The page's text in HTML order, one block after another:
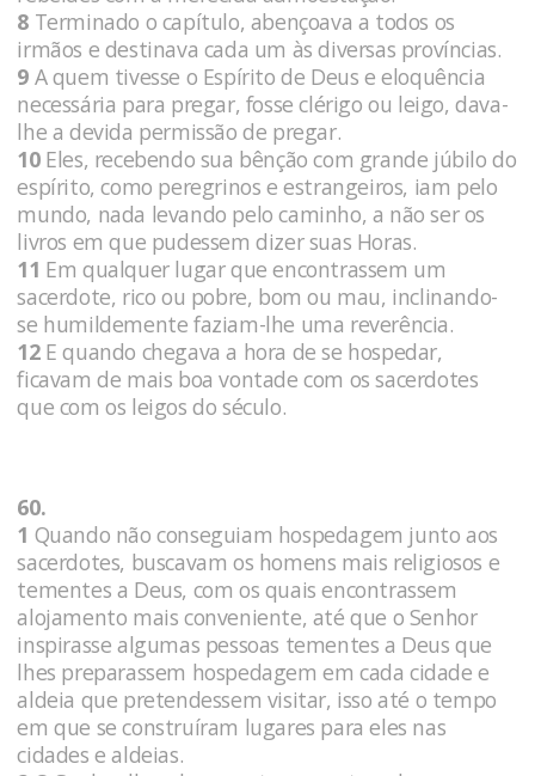
8 Terminado o capítulo, abençoava a todos os
irmãos e destinava cada um às diversas províncias.
9 A quem tivesse o Espírito de Deus e eloquência
necessária para pregar, fosse clérigo ou leigo, dava-
lhe a devida permissão de pregar.
10Eles, recebendo sua bênção com grande júbilo do
espírito, como peregrinos e estrangeiros, iam pelo
mundo, nada levando pelo caminho, a não ser os
livros em que pudessem dizer suas Horas.
11 Em qualquer lugar que encontrassem um
sacerdote, rico ou pobre, bom ou mau, inclinando-
se humildemente faziam-lhe uma reverência.
12E quando chegava a hora de se hospedar,
ficavam de mais boa vontade com os sacerdotes
que com os leigos do século.
60.
1 Quando não conseguiam hospedagem junto aos
sacerdotes, buscavam os homens mais religiosos e
tementes a Deus, com os quais encontrassem
alojamento mais conveniente, até que o Senhor
inspirasse algumas pessoas tementes a Deus que
lhes preparassem hospedagem em cada cidade e
aldeia que pretendessem visitar, isso até o tempo
em que se construíram lugares para eles nas
cidades e aldeias.